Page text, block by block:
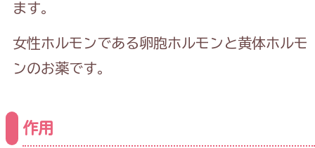
ます。
女性ホルモンである卵胞ホルモンと黄体ホルモ
ンのお薬です。
作用